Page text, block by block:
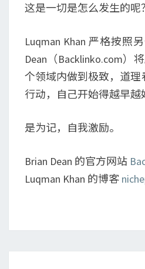
这是一切是怎么发生的呢？
Luqman Khan 严格按照
Dean（Backlinko.com）
个领域内做到极致，道
行动，自己开始得越早越
是为记，自我激励。
Brian Dean 的官方网站
Luqman Khan 的博客